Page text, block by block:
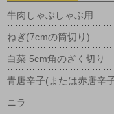
牛肉しゃぶしゃぶ用
ねぎ(7cmの筒切り)
白菜 5cm角のざく切り
青唐辛子(または赤唐辛
ニラ